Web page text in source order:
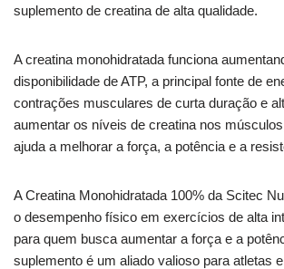
suplemento de creatina de alta qualidade.
A creatina monohidratada funciona
disponibilidade de ATP, a principal fonte de
contrações musculares de curta duração e
aumentar os níveis de creatina nos
ajuda a melhorar a força, a potência e a
A Creatina Monohidratada 100% da Scitec
o desempenho físico em exercícios de alta
para quem busca aumentar a força e a
suplemento é um aliado valioso para atletas